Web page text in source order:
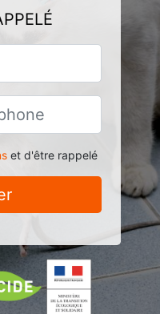
et d'être rappelé